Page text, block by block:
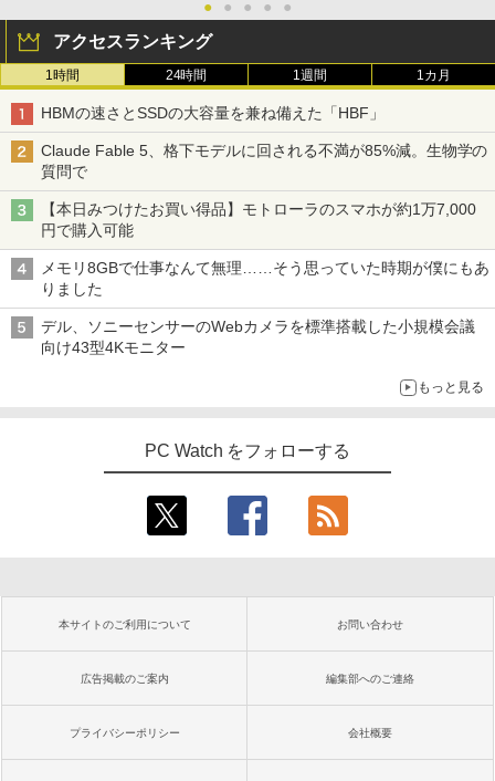
● ● ● ● ●
アクセスランキング
1時間 24時間 1週間 1カ月
HBMの速さとSSDの大容量を兼ね備えた「HBF」
Claude Fable 5、格下モデルに回される不満が85%減。生物学の
質問で
【本日みつけたお買い得品】モトローラのスマホが約1万7,000
円で購入可能
メモリ8GBで仕事なんて無理……そう思っていた時期が僕にもあ
りました
デル、ソニーセンサーのWebカメラを標準搭載した小規模会議
向け43型4Kモニター
もっと見る
PC Watch をフォローする
本サイトのご利用について お問い合わせ
広告掲載のご案内 編集部へのご連絡
プライバシーポリシー 会社概要